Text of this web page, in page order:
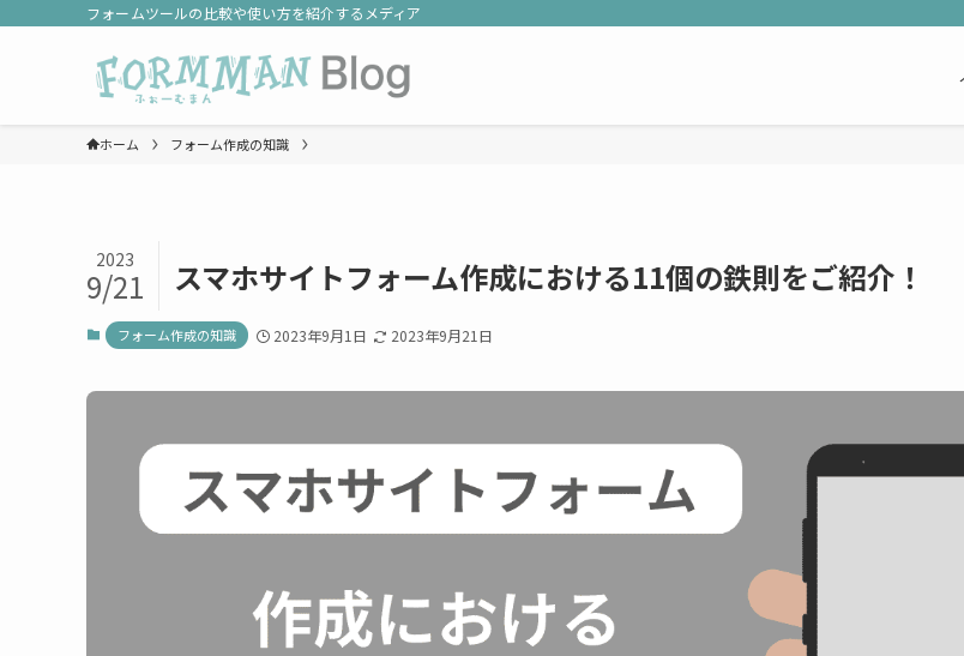
フォームツールの比較や使い方を紹介するメディア
ホーム フォーム作成の知識
スマホサイトフォーム作成における11個の鉄則をご紹介！
2023
9/21
フォーム作成の知識 2023年9月1日 2023年9月21日